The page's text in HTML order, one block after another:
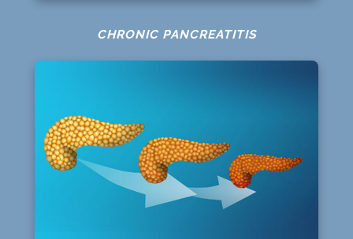
CHRONIC PANCREATITIS